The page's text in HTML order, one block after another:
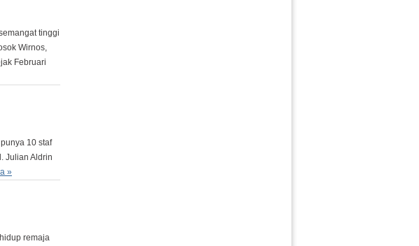
tinggi
Wirnos,
Februari
10 staf
Julian Aldrin
»
remaja